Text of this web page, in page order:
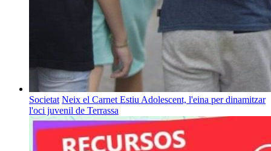
Societat Neix el Carnet Estiu Adolescent, l'eina per dinamitzar
l'oci juvenil de Terrassa